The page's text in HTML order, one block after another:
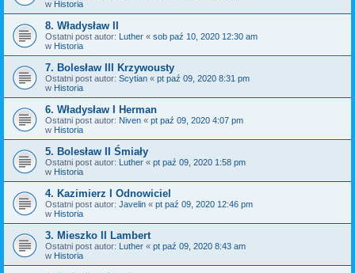
w Historia
8. Władysław II
Ostatni post autor: Luther « sob paź 10, 2020 12:30 am
w Historia
7. Bolesław III Krzywousty
Ostatni post autor: Scytian « pt paź 09, 2020 8:31 pm
w Historia
6. Władysław I Herman
Ostatni post autor: Niven « pt paź 09, 2020 4:07 pm
w Historia
5. Bolesław II Śmiały
Ostatni post autor: Luther « pt paź 09, 2020 1:58 pm
w Historia
4. Kazimierz I Odnowiciel
Ostatni post autor: Javelin « pt paź 09, 2020 12:46 pm
w Historia
3. Mieszko II Lambert
Ostatni post autor: Luther « pt paź 09, 2020 8:43 am
w Historia